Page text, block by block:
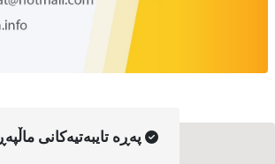
په‌ڕه‌ تایبه‌تیه‌کانی ماڵپه‌ڕ